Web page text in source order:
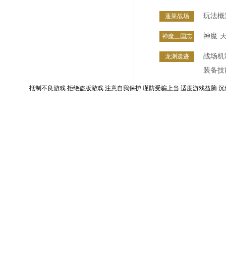
蓬莱战场 玩法概
神魔三国志 神魔·
龙渊遗迹
战场机
装备技
抵制不良游戏 拒绝盗版游戏 注意自我保护 谨防受骗上当 适度游戏益脑